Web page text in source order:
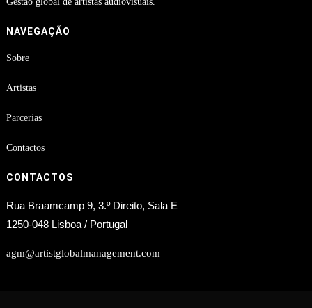
NAVEGAÇÃO
Sobre
Artistas
Parcerias
Contactos
CONTACTOS
Rua Braamcamp 9, 3.º Direito, Sala E
1250-048 Lisboa / Portugal
agm@artistglobalmanagement.com